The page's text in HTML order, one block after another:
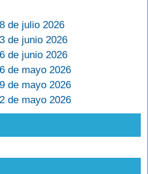
de julio 2026
de junio 2026
de junio 2026
de mayo 2026
de mayo 2026
de mayo 2026